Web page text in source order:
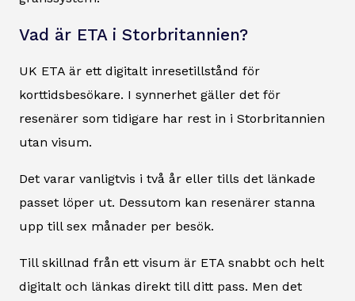
Vad är ETA i Storbritannien?
UK ETA är ett digitalt inresetillstånd för
korttidsbesökare. I synnerhet gäller det för
resenärer som tidigare har rest in i Storbritannien
utan visum.
Det varar vanligtvis i två år eller tills det länkade
passet löper ut. Dessutom kan resenärer stanna
upp till sex månader per besök.
Till skillnad från ett visum är ETA snabbt och helt
digitalt och länkas direkt till ditt pass. Men det